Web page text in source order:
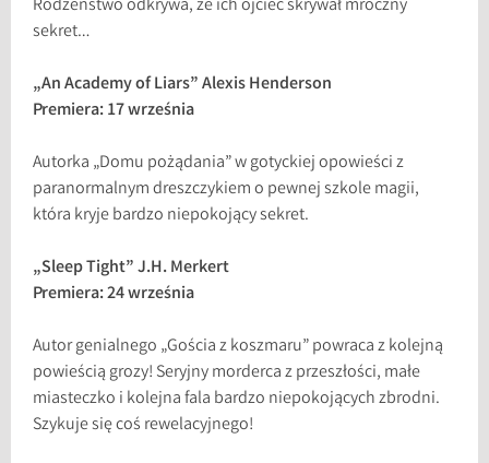
Rodzeństwo odkrywa, że ich ojciec skrywał mroczny
sekret…
„An Academy of Liars” Alexis Henderson
Premiera: 17 września
Autorka „Domu pożądania” w gotyckiej opowieści z
paranormalnym dreszczykiem o pewnej szkole magii,
która kryje bardzo niepokojący sekret.
„Sleep Tight” J.H. Merkert
Premiera: 24 września
Autor genialnego „Gościa z koszmaru” powraca z kolejną
powieścią grozy! Seryjny morderca z przeszłości, małe
miasteczko i kolejna fala bardzo niepokojących zbrodni.
Szykuje się coś rewelacyjnego!